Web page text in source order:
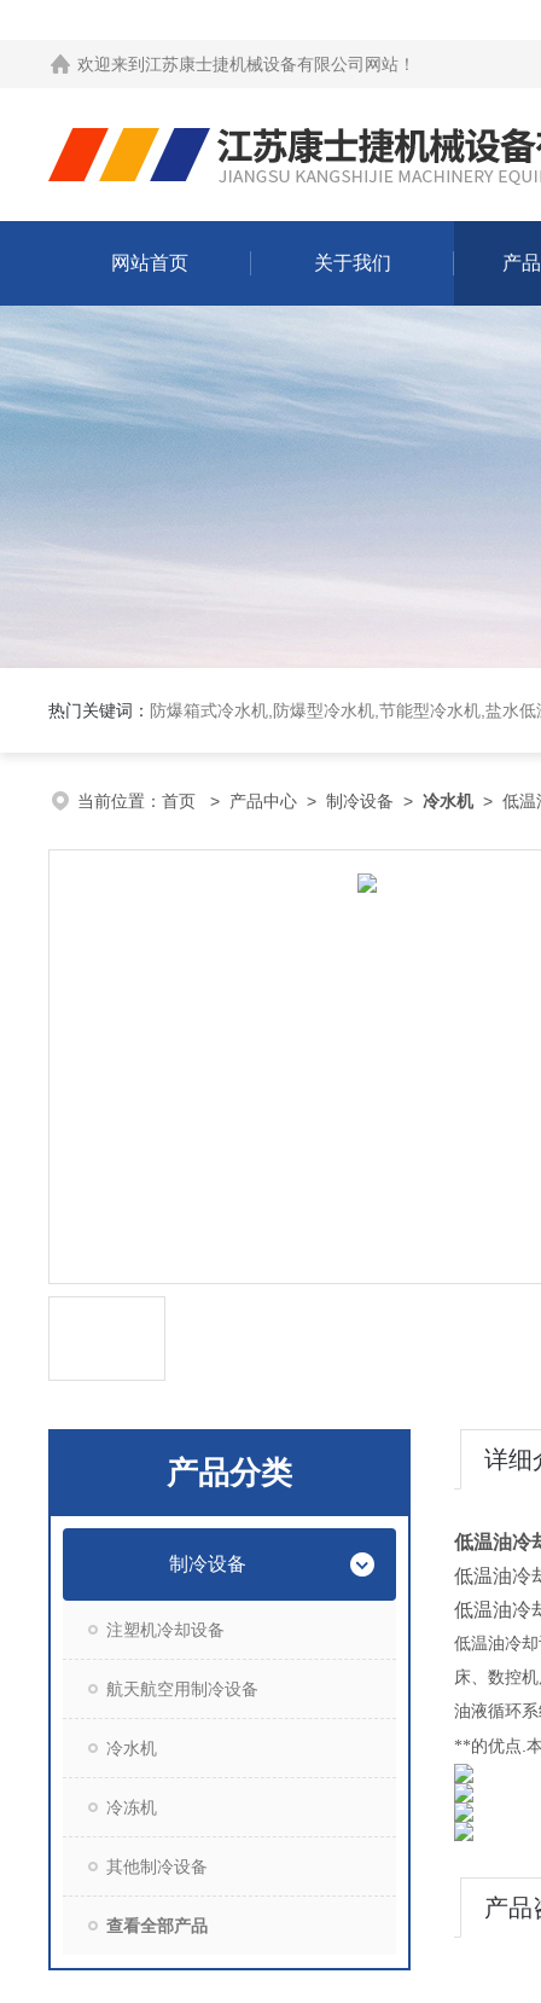
欢迎来到 江苏康士捷机械设备有限公司网站 ！
网站首页 关于我们 产
热门关键词： 防爆箱式冷水机,防爆型冷水机,节能型冷水机,盐水低
当前位置： 首页 > 产品中心 > 制冷设备 > 冷水机> 低温
产品分类
制冷设备
注塑机冷却设备
航天航空用制冷设备
冷水机
冷冻机
其他制冷设备
查看全部产品
详细
低温油冷
低温油冷
低温油冷
低温油冷
床、数控
油液循环
**的优点
产品